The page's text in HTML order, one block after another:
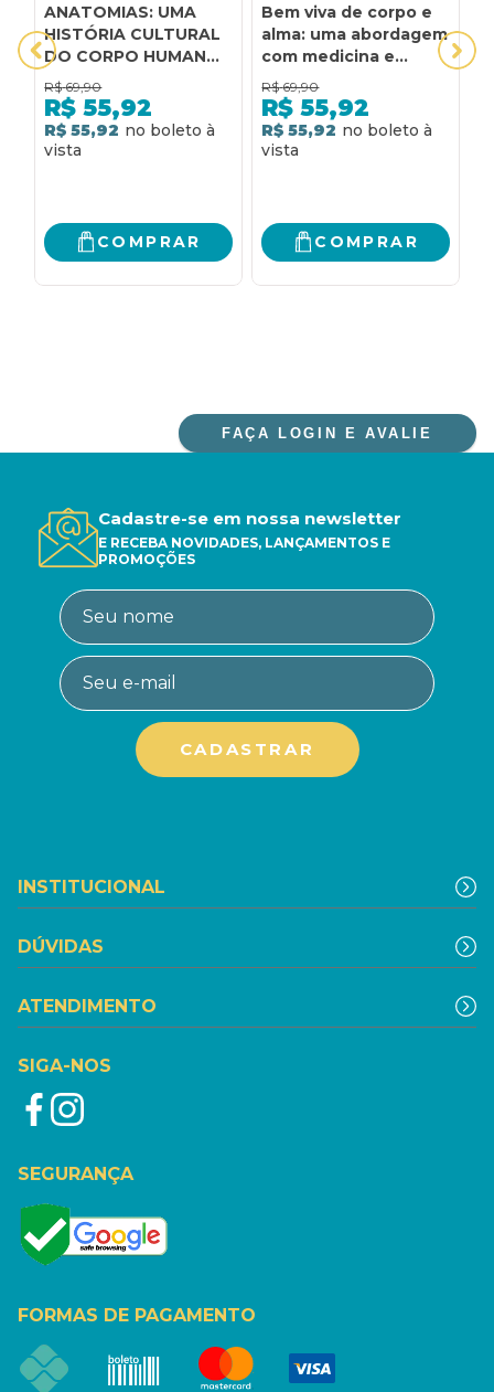
ANATOMIAS: UMA
HISTÓRIA CULTURAL
DO CORPO HUMANO:
UMA HISTÓRIA
CULTURAL DO
CORPO HUMANO
R$ 69,90
R$ 55,92
R$ 55,92
COMPRAR
Bem viva de corpo e
alma: uma abordagem
com medicina e
terapias integrativas
R$ 69,90
R$ 55,92
R$ 55,92
COMPRAR
FAÇA LOGIN E AVALIE
Cadastre-se em nossa newsletter
E RECEBA NOVIDADES, LANÇAMENTOS E
PROMOÇÕES
INSTITUCIONAL
DÚVIDAS
ATENDIMENTO
SIGA-NOS
SEGURANÇA
FORMAS DE PAGAMENTO